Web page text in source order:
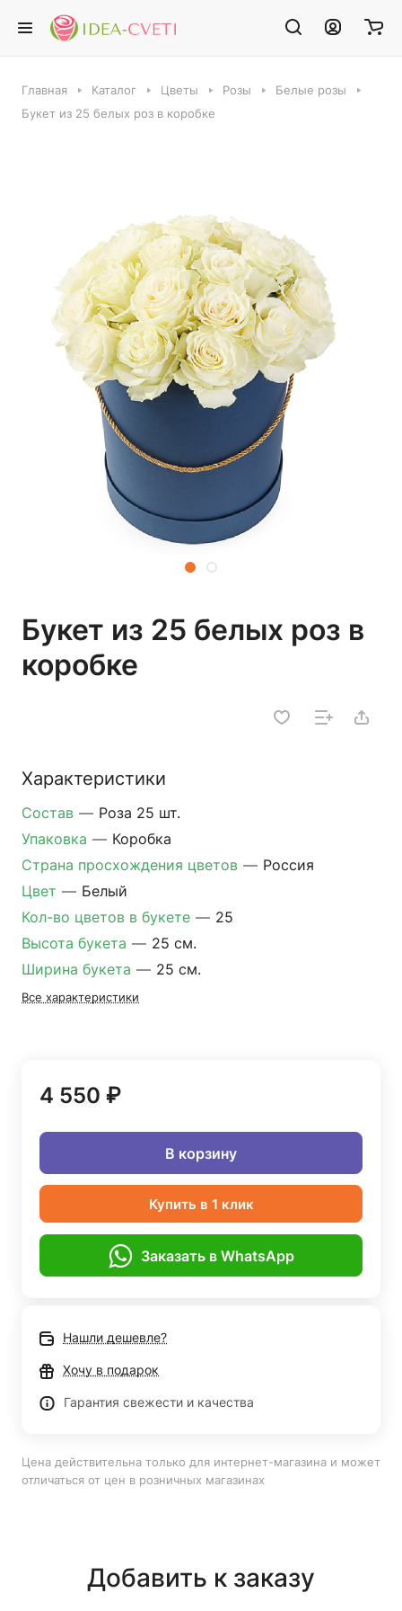
Главная Каталог Цветы Розы
Белые розы
Букет из 25 белых роз в коробке
Букет из 25 белых роз в
коробке
Характеристики
Состав — Роза 25 шт.
Упаковка — Коробка
Страна просхождения цветов — Россия
Цвет — Белый
Кол-во цветов в букете — 25
Высота букета — 25 см.
Ширина букета — 25 см.
Все характеристики
4 550 ₽
В корзину
Купить в 1 клик
Заказать в WhatsApp
Нашли дешевле?
Хочу в подарок
Гарантия свежести и качества
Цена действительна только для интернет-магазина и может
отличаться от цен в розничных магазинах
Добавить к заказу